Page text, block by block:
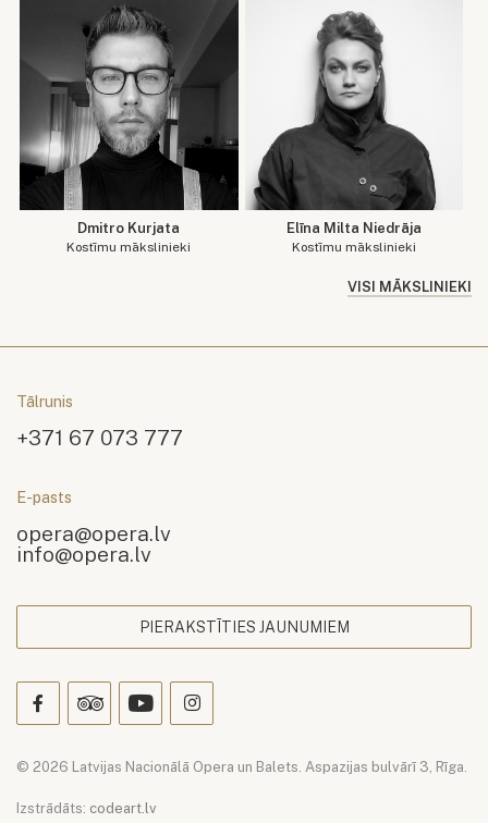
Dmitro Kurjata
Kostīmu mākslinieki
Elīna Milta Niedrāja
Kostīmu mākslinieki
VISI MĀKSLINIEKI
Tālrunis
+371 67 073 777
E-pasts
opera@opera.lv
info@opera.lv
PIERAKSTĪTIES JAUNUMIEM
© 2026 Latvijas Nacionālā Opera un Balets. Aspazijas bulvārī 3, Rīga.
Izstrādāts: codeart.lv